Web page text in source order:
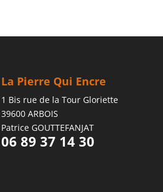
La Pierre Qui Encre
1 Bis rue de la Tour Gloriette
39600 ARBOIS
Patrice GOUTTEFANJAT
06 89 37 14 30